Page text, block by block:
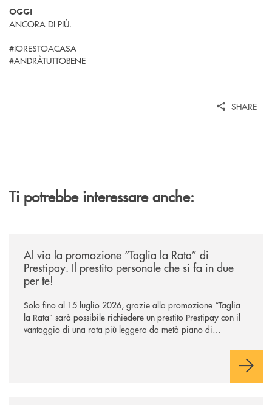
OGGI
ANCORA DI PIÙ.
#IORESTOACASA
#ANDRÀTUTTOBENE
SHARE
Ti potrebbe interessare anche:
Al via la promozione “Taglia la Rata” di
Prestipay. Il prestito personale che si fa in due
per te!
Solo fino al 15 luglio 2026, grazie alla promozione “Taglia
la Rata” sarà possibile richiedere un prestito Prestipay con il
vantaggio di una rata più leggera da metà piano di